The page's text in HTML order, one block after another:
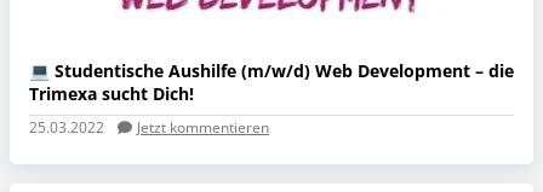
💻 Studentische Aushilfe (m/w/d) Web Development – die
Trimexa sucht Dich!
25.03.2022 Jetzt kommentieren